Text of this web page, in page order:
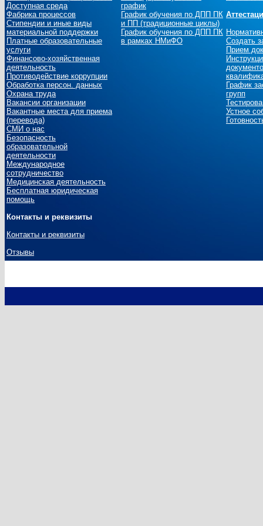
Доступная среда
Фабрика процессов
Стипендии и иные виды
материальной поддержки
Платные образовательные
услуги
Финансово-хозяйственная
деятельность
Противодействие коррупции
Обработка персон. данных
Охрана труда
Вакансии организации
Вакантные места для приема
(перевода)
СМИ о нас
Безопасность
образовательной
деятельности
Международное
сотрудничество
Медицинская деятельность
Бесплатная юридическая
помощь
Контакты и реквизиты
Контакты и реквизиты
Отзывы
график
График обучения по ДПП ПК
и ПП (традиционные циклы)
График обучения по ДПП ПК
в рамках НМиФО
Создать
Прием
График
групп
Устное